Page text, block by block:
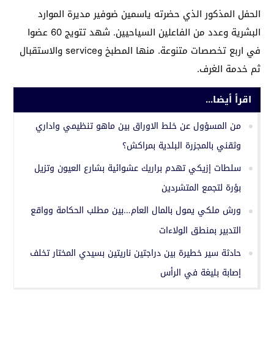
الحفل المذكور الذي حضرته ياسمين ضوفير مديرة الموارد
البشرية وعدد من الفاعلين السياحيين. شهد تتويج 60 عضوا
في اربع تخصصات متنوعة. منها المطبخ وservice والاستقبال
ثم خدمة الغرف.
اقرأ أيضا...
من المسؤول عن خلط الاوراق بين ماهو تنظيمي واداري
وثقني بالمجزرة البلدية بمراكش؟
سلطات إزيكي تهدم براريك عشوائية بشارع العيون وتزيل
بؤرة لتجمع المتشردين
ورش ملكي يمول بالمال العام…بين مطلب الحكامة وواقع
التدبير بمنطق الولاءات
حادثة سير خطيرة بين دراجتين ناريتين بسيدي المختار تخلف
إصابة بليغة في الرأس